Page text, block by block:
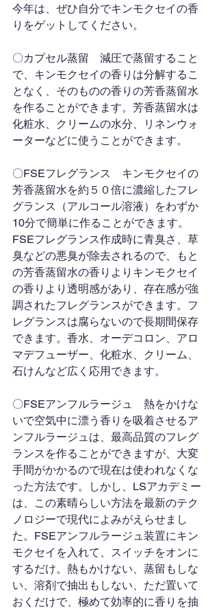
今年は、ぜひ自分でキンモクセイの香
りをゲットしてください。
〇カプセル蒸留　減圧で蒸留すること
で、キンモクセイの香りは分解するこ
となく、そのものの香りの芳香蒸留水
を作ることができます。芳香蒸留水は
化粧水、クリームの水分、リネンウォ
ーターなどに使うことができます。
〇FSEフレグランス　キンモクセイの
芳香蒸留水を約５０倍に濃縮したフレ
グランス（アルコール溶液）をわずか
10分で簡単に作ることができます。
FSEフレグランス作成時に青臭さ、草
臭などの悪臭が除去されるので、もと
の芳香蒸留水の香りよりキンモクセイ
の香りより透明感があり、存在感が強
調されたフレグランスができます。フ
レグランスは腐らないので長期間保存
できます。香水、オーデコロン、アロ
マデフューザー、化粧水、クリーム、
石けんなど広く応用できます。
〇FSEアンフルラージュ　熱をかけな
いで空気中に漂う香りを吸着させるア
ンフルラージュは、最高品質のフレグ
ランスを作ることができますが、大変
手間がかかるので現在は使われなくな
った方法です。しかし、LSアカデミー
は、この素晴らしい方法を最新のテク
ノロジーで現代によみがえらせまし
た。FSEアンフルラージュ装置にキン
モクセイを入れて、スイッチをオンに
するだけ。熱もかけない、蒸留もしな
い、溶剤で抽出もしない、ただ置いて
おくだけで、極めて効率的に香りを抽